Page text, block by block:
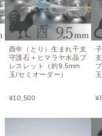
酉年（とり）生まれ干支
守護石＋ヒマラヤ水晶ブ
レスレット（約9.5mm
玉/セミオーダー）
¥10,500 ¥